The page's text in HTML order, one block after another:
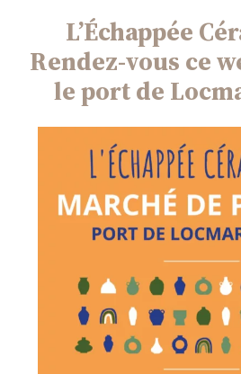
L’Échappée
Rendez-vous ce
le port de